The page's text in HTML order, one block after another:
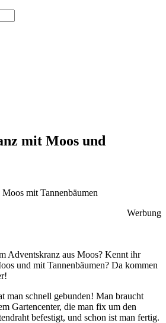
mit Moos und
Werbung
Adventskranz aus Moos? Kennt ihr
und mit Tannenbäumen? Da kommen
man schnell gebunden! Man braucht
Gartencenter, die man fix um den
befestigt, und schon ist man fertig.